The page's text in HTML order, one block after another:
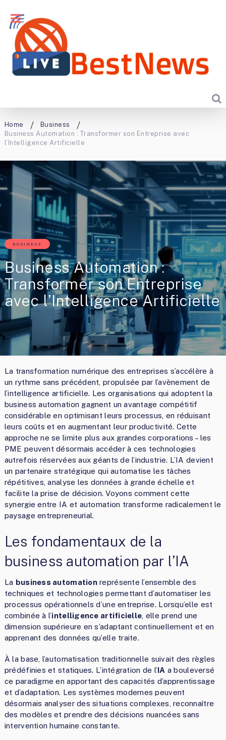
Home
Business
Business Automation : Transformer son Entreprise avec
l’Intelligence Artificielle
BUSINESS
Business Automation :
Transformer son Entreprise
avec l’Intelligence Artificielle
La transformation numérique des entreprises s’accélère à
un rythme sans précédent, propulsée par l’avènement de
l’intelligence artificielle. Les organisations qui adoptent la
business automation gagnent un avantage compétitif
considérable en optimisant leurs processus, en réduisant
leurs coûts et en augmentant leur productivité. Cette
approche ne se limite plus aux grandes corporations – les
PME peuvent désormais accéder à ces technologies
autrefois réservées aux géants de l’industrie. L’IA devient
un partenaire stratégique qui automatise les tâches
répétitives, analyse les données à grande échelle et
facilite la prise de décision. Voyons comment cette
synergie entre IA et automation transforme radicalement le
paysage entrepreneurial.
Les fondamentaux de la
business automation par l’IA
La business automationreprésente l’ensemble des
techniques et technologies permettant d’automatiser les
processus opérationnels d’une entreprise. Lorsqu’elle est
combinée à l’intelligence artificielle , elle prend une
dimension supérieure en s’adaptant continuellement et en
apprenant des données qu’elle traite.
À la base, l’automatisation traditionnelle suivait des règles
prédéfinies et statiques. L’intégration de l’IA a bouleversé
ce paradigme en apportant des capacités d’apprentissage
et d’adaptation. Les systèmes modernes peuvent
désormais analyser des situations complexes, reconnaître
des modèles et prendre des décisions nuancées sans
intervention humaine constante.